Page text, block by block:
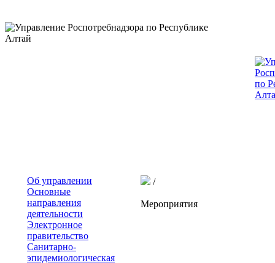
Об управлении
Основные
направления
деятельности
Электронное
правительство
Санитарно-
эпидемиологическая
/
Мероприятия